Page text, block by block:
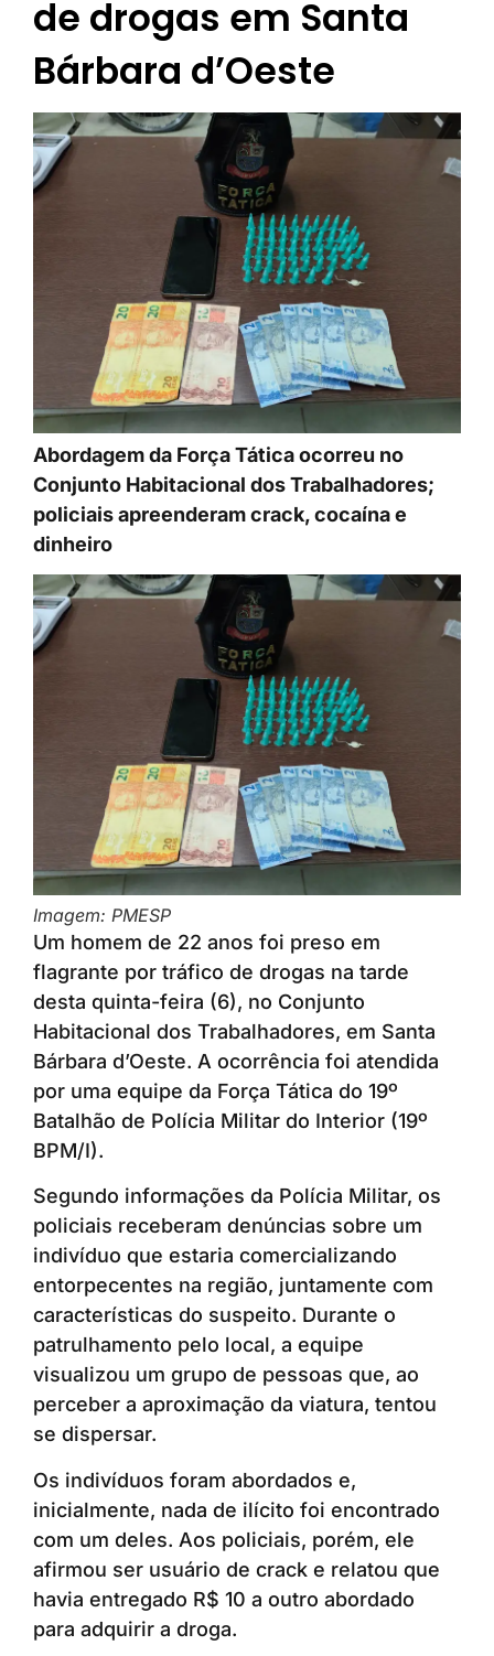
de drogas em Santa
Bárbara d’Oeste
Abordagem da Força Tática ocorreu no
Conjunto Habitacional dos Trabalhadores;
policiais apreenderam crack, cocaína e
dinheiro
Imagem: PMESP
Um homem de 22 anos foi preso em
flagrante por tráfico de drogas na tarde
desta quinta-feira (6), no Conjunto
Habitacional dos Trabalhadores, em Santa
Bárbara d’Oeste. A ocorrência foi atendida
por uma equipe da Força Tática do 19º
Batalhão de Polícia Militar do Interior (19º
BPM/I).
Segundo informações da Polícia Militar, os
policiais receberam denúncias sobre um
indivíduo que estaria comercializando
entorpecentes na região, juntamente com
características do suspeito. Durante o
patrulhamento pelo local, a equipe
visualizou um grupo de pessoas que, ao
perceber a aproximação da viatura, tentou
se dispersar.
Os indivíduos foram abordados e,
inicialmente, nada de ilícito foi encontrado
com um deles. Aos policiais, porém, ele
afirmou ser usuário de crack e relatou que
havia entregado R$ 10 a outro abordado
para adquirir a droga.